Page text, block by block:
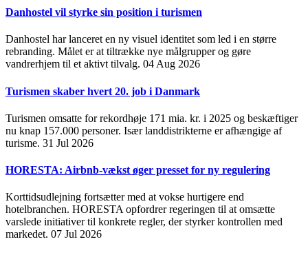
Danhostel vil styrke sin position i turismen
Danhostel har lanceret en ny visuel identitet som led i en større
rebranding. Målet er at tiltrække nye målgrupper og gøre
vandrerhjem til et aktivt tilvalg. 04 Aug 2026
Turismen skaber hvert 20. job i Danmark
Turismen omsatte for rekordhøje 171 mia. kr. i 2025 og beskæftiger
nu knap 157.000 personer. Især landdistrikterne er afhængige af
turisme. 31 Jul 2026
HORESTA: Airbnb-vækst øger presset for ny regulering
Korttidsudlejning fortsætter med at vokse hurtigere end
hotelbranchen. HORESTA opfordrer regeringen til at omsætte
varslede initiativer til konkrete regler, der styrker kontrollen med
markedet. 07 Jul 2026